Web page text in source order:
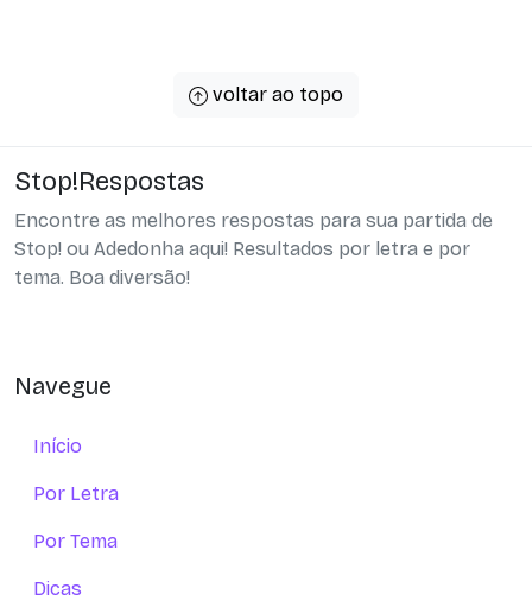
voltar ao topo
Stop!Respostas
Encontre as melhores respostas para sua partida de
Stop! ou Adedonha aqui! Resultados por letra e por
tema. Boa diversão!
Navegue
Início
Por Letra
Por Tema
Dicas